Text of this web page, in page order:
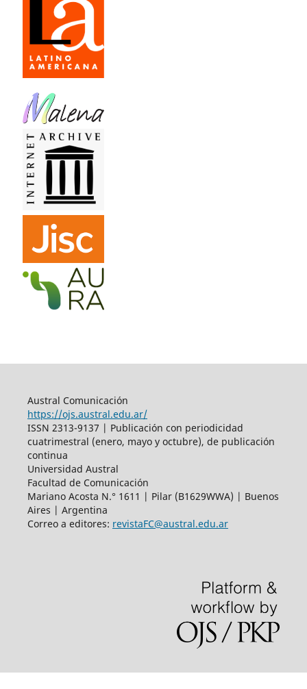
Austral Comunicación
https://ojs.austral.edu.ar/
ISSN 2313-9137 | Publicación con periodicidad
cuatrimestral (enero, mayo y octubre), de publicación
continua
Universidad Austral
Facultad de Comunicación
Mariano Acosta N.° 1611 | Pilar (B1629WWA) | Buenos
Aires | Argentina
Correo a editores: revistaFC@austral.edu.ar